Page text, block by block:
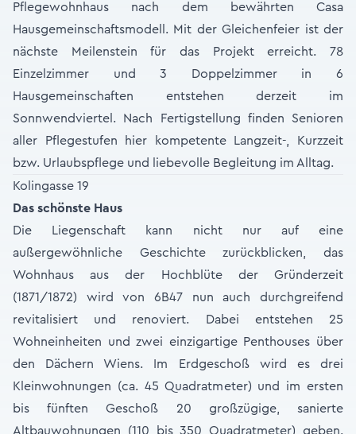
Pflegewohnhaus nach dem bewährten Casa
Hausgemeinschaftsmodell. Mit der Gleichenfeier ist der
nächste Meilenstein für das Projekt erreicht. 78
Einzelzimmer und 3 Doppelzimmer in 6
Hausgemeinschaften entstehen derzeit im
Sonnwendviertel. Nach Fertigstellung finden Senioren
aller Pflegestufen hier kompetente Langzeit-, Kurzzeit
bzw. Urlaubspflege und liebevolle Begleitung im Alltag.
Kolingasse 19
Das schönste Haus
Die Liegenschaft kann nicht nur auf eine
außergewöhnliche Geschichte zurückblicken, das
Wohnhaus aus der Hochblüte der Gründerzeit
(1871/1872) wird von 6B47 nun auch durchgreifend
revitalisiert und renoviert. Dabei entstehen 25
Wohneinheiten und zwei einzigartige Penthouses über
den Dächern Wiens. Im Erdgeschoß wird es drei
Kleinwohnungen (ca. 45 Quadratmeter) und im ersten
bis fünften Geschoß 20 großzügige, sanierte
Altbauwohnungen (110 bis 350 Quadratmeter) geben.